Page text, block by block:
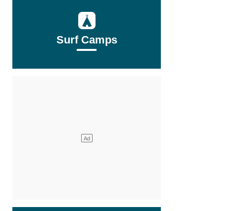
Surf Camps